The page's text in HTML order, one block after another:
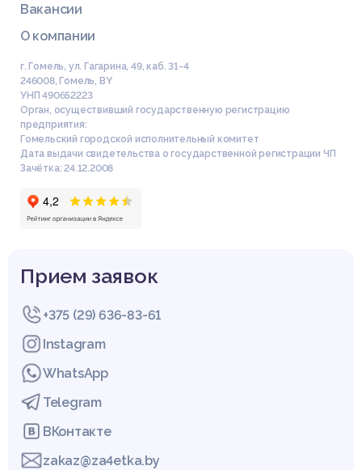
Вакансии
О компании
г. Гомель, ул. Гагарина, 49, каб. 31-4
246008, Гомель, BY
УНП 490652223
Орган, осуществивший государственную регистрацию
предприятия:
Гомельский городской исполнительный комитет
Дата выдачи свидетельства о государственной регистрации ЧП
Зачётка: 24.12.2008
Прием заявок
+375 (29) 636-83-61
Instagram
WhatsApp
Telegram
ВКонтакте
zakaz@za4etka.by